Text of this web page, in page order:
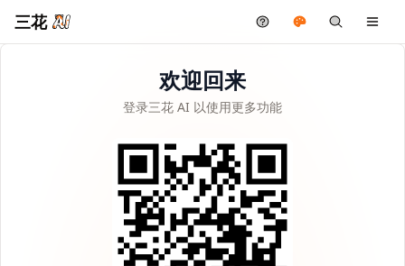
三花
欢迎回来
登录三花 AI 以使用更多功能